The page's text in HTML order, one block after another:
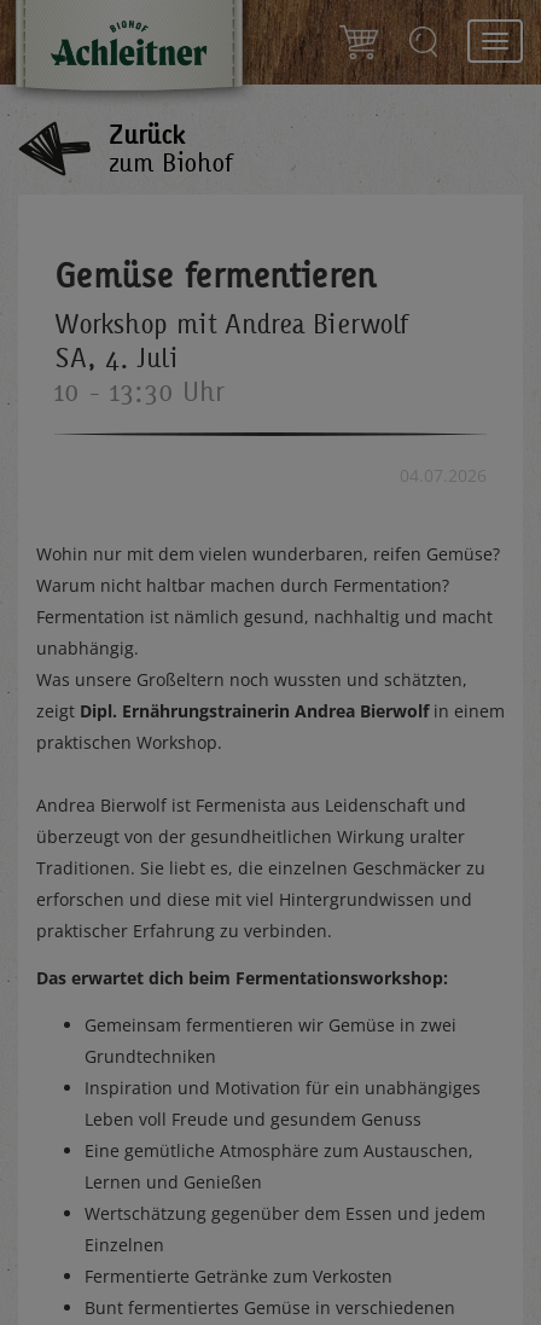
Zurück
zum Biohof
Gemüse fermentieren
Workshop mit Andrea Bierwolf
SA, 4. Juli
10 - 13:30 Uhr
04.07.2026
Wohin nur mit dem vielen wunderbaren, reifen Gemüse?
Warum nicht haltbar machen durch Fermentation?
Fermentation ist nämlich gesund, nachhaltig und macht
unabhängig.
Was unsere Großeltern noch wussten und schätzten,
zeigt Dipl. Ernährungstrainerin Andrea Bierwolfin einem
praktischen Workshop.
Andrea Bierwolf ist Fermenista aus Leidenschaft und
überzeugt von der gesundheitlichen Wirkung uralter
Traditionen. Sie liebt es, die einzelnen Geschmäcker zu
erforschen und diese mit viel Hintergrundwissen und
praktischer Erfahrung zu verbinden.
Das erwartet dich beim Fermentationsworkshop:
Gemeinsam fermentieren wir Gemüse in zwei
Grundtechniken
Inspiration und Motivation für ein unabhängiges
Leben voll Freude und gesundem Genuss
Eine gemütliche Atmosphäre zum Austauschen,
Lernen und Genießen
Wertschätzung gegenüber dem Essen und jedem
Einzelnen
Fermentierte Getränke zum Verkosten
Bunt fermentiertes Gemüse in verschiedenen